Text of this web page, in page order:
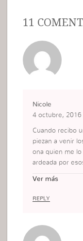
11
Nicole
4 octubre, 2016
Cuando recibo
piezan a venir
ona quien me
ardeada por
i interior. Pero
der mi fe. Las
Ver más
REPLY